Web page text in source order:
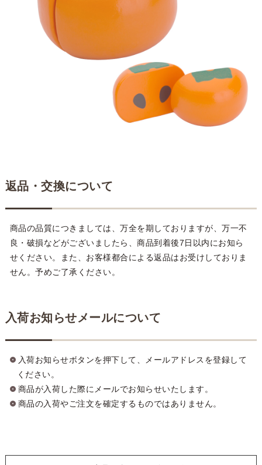
返品・交換について
商品の品質につきましては、万全を期しておりますが、万一不
良・破損などがございましたら、商品到着後7日以内にお知ら
せください。また、お客様都合による返品はお受けしておりま
せん。予めご了承ください。
入荷お知らせメールについて
入荷お知らせボタンを押下して、メールアドレスを登録して
ください。
商品が入荷した際にメールでお知らせいたします。
商品の入荷やご注文を確定するものではありません。